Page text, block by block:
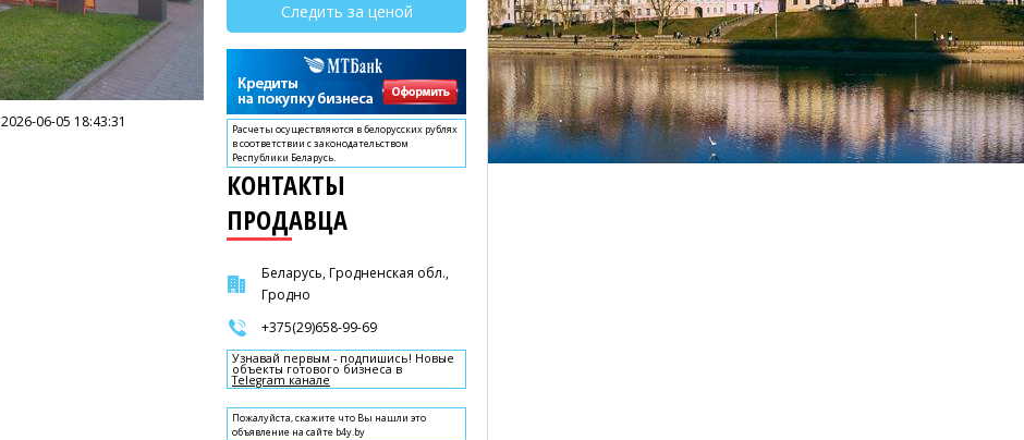
2026-06-05 18:43:31
Следить за ценой
Расчеты осуществляются в белорусских рублях
в соответствии с законодательством
Республики Беларусь.
КОНТАКТЫ
ПРОДАВЦА
Беларусь, Гродненская обл.,
Гродно
+375(29)658-99-69
Узнавай первым - подпишись! Новые
объекты готового бизнеса в
Telegram канале
Пожалуйста, скажите что Вы нашли это
объявление на сайте b4y.by